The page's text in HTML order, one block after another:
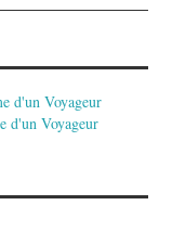
d'un Voyageur
d'un Voyageur